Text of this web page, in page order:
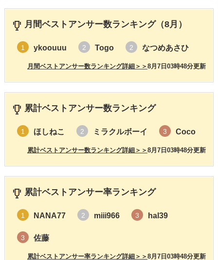
月間ベストアンサー数ランキング（8月）
1 ykoouuu 2 Togo 2 なつめあさひ
8月7日03時48分更新
月間ベストアンサー数ランキング詳細＞＞
累計ベストアンサー数ランキング
1 ほしねこ 2 ミラクルボーイ 3 Coco
8月7日03時48分更新
累計ベストアンサー数ランキング詳細＞＞
累計ベストアンサー率ランキング
1 NANA77 2 miii966 3 hal39
3 佐藤
8月7日03時48分更新
累計ベストアンサー率ランキング詳細＞＞